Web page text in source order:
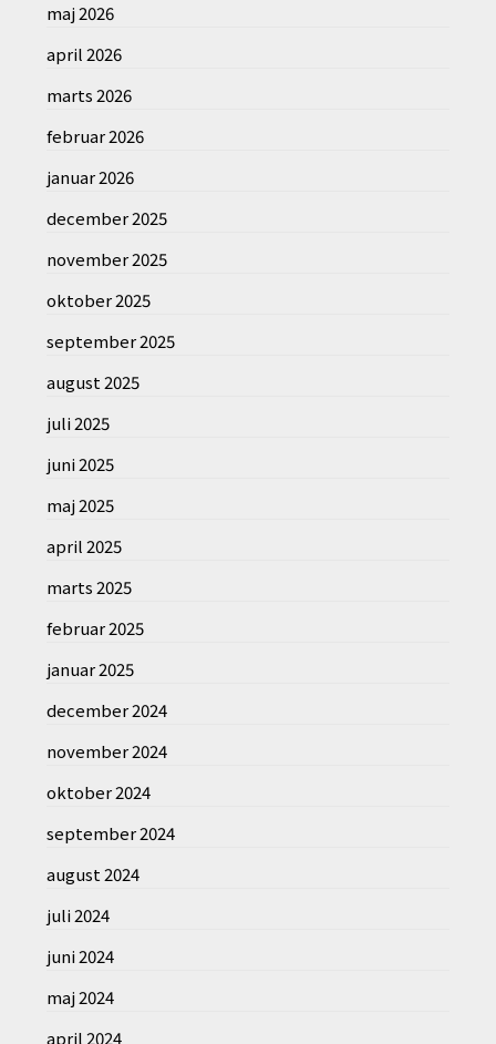
maj 2026
april 2026
marts 2026
februar 2026
januar 2026
december 2025
november 2025
oktober 2025
september 2025
august 2025
juli 2025
juni 2025
maj 2025
april 2025
marts 2025
februar 2025
januar 2025
december 2024
november 2024
oktober 2024
september 2024
august 2024
juli 2024
juni 2024
maj 2024
april 2024